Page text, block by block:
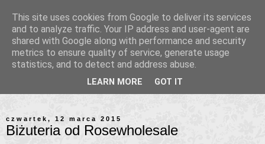
czwartek, 12 marca 2015
Biżuteria od Rosewholesale
This site uses cookies from Google to deliver its services
and to analyze traffic. Your IP address and user-agent are
shared with Google along with performance and security
metrics to ensure quality of service, generate usage
statistics, and to detect and address abuse.
LEARN MORE GOT IT